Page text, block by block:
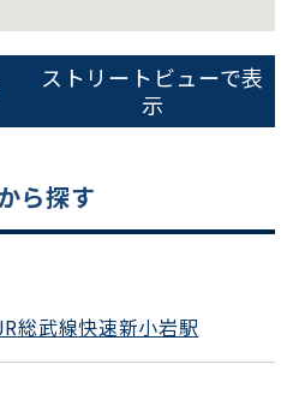
ド：172272
えいただくと
ご案内できます
〜18:00
ムでお問い合わせ
ストリートビューで表
示
ら探す
総武線快速新小岩駅